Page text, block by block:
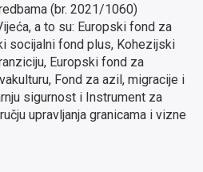
(br. 2021/1060)
a to su: Europski fond za
socijalni fond plus, Kohezijski
Europski fond za
Fond za azil, migracije i
sigurnost i Instrument za
upravljanja granicama i vizne